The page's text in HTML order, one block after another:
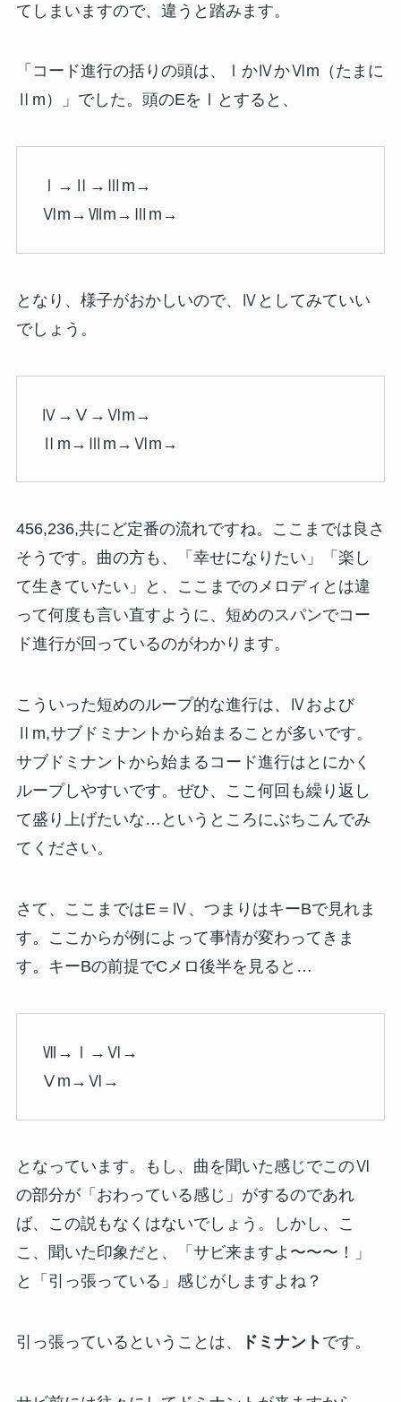
てしまいますので、違うと踏みます。
「コード進行の括りの頭は、ⅠかⅣかⅥm（たまに
Ⅱm）」でした。頭のEをⅠとすると、
Ⅰ→Ⅱ→Ⅲm→
Ⅵm→Ⅶm→Ⅲm→
となり、様子がおかしいので、Ⅳとしてみていい
でしょう。
Ⅳ→Ⅴ→Ⅵm→
Ⅱm→Ⅲm→Ⅵm→
456,236,共にど定番の流れですね。ここまでは良さ
そうです。曲の方も、「幸せになりたい」「楽し
て生きていたい」と、ここまでのメロディとは違
って何度も言い直すように、短めのスパンでコー
ド進行が回っているのがわかります。
こういった短めのループ的な進行は、Ⅳおよび
Ⅱm,サブドミナントから始まることが多いです。
サブドミナントから始まるコード進行はとにかく
ループしやすいです。ぜひ、ここ何回も繰り返し
て盛り上げたいな…というところにぶちこんでみ
てください。
さて、ここまではE＝Ⅳ、つまりはキーBで見れま
す。ここからが例によって事情が変わってきま
す。キーBの前提でCメロ後半を見ると…
Ⅶ→Ⅰ→Ⅵ→
Ⅴm→Ⅵ→
となっています。もし、曲を聞いた感じでこのⅥ
の部分が「おわっている感じ」がするのであれ
ば、この説もなくはないでしょう。しかし、こ
こ、聞いた印象だと、「サビ来ますよ〜〜〜！」
と「引っ張っている」感じがしますよね？
引っ張っているということは、 ドミナント です。